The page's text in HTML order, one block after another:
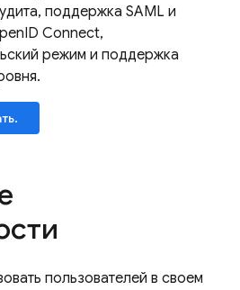
поддержка SAML и
Connect,
режим и поддержка
пользователей в своем